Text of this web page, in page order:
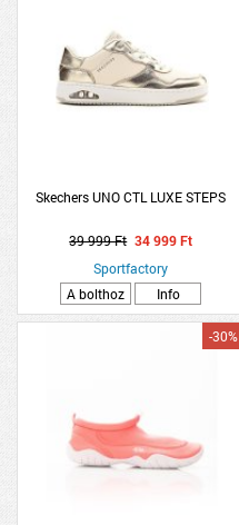
Skechers UNO CTL LUXE STEPS
39 999 Ft 34 999 Ft
Sportfactory
A bolthoz
Info
-30%